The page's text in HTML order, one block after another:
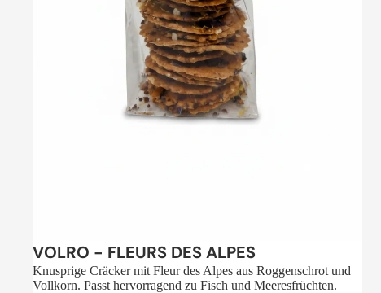
Sale
VOLRO - FLEURS DES ALPES
Knusprige Cräcker mit Fleur des Alpes aus Roggenschrot und
Vollkorn. Passt hervorragend zu Fisch und Meeresfrüchten.